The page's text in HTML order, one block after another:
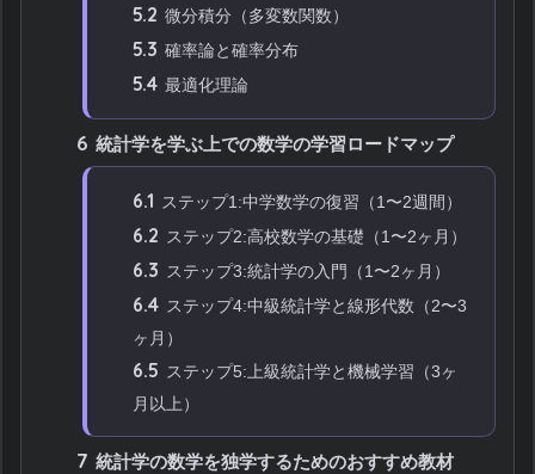
5.2 微分積分（多変数関数）
5.3 確率論と確率分布
5.4 最適化理論
6 統計学を学ぶ上での数学の学習ロードマップ
6.1 ステップ1:中学数学の復習（1〜2週間）
6.2 ステップ2:高校数学の基礎（1〜2ヶ月）
6.3 ステップ3:統計学の入門（1〜2ヶ月）
6.4 ステップ4:中級統計学と線形代数（2〜3
ヶ月）
6.5 ステップ5:上級統計学と機械学習（3ヶ
月以上）
7 統計学の数学を独学するためのおすすめ教材